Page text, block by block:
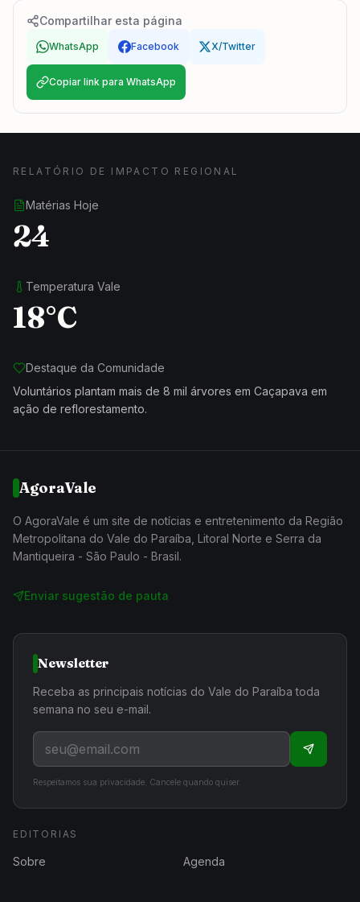
Compartilhar esta página
WhatsApp Facebook X/Twitter
Copiar link para WhatsApp
RELATÓRIO DE IMPACTO REGIONAL
Matérias Hoje
24
Temperatura Vale
18°C
Destaque da Comunidade
Voluntários plantam mais de 8 mil árvores em Caçapava em
ação de reflorestamento.
AgoraVale
O AgoraVale é um site de notícias e entretenimento da Região
Metropolitana do Vale do Paraíba, Litoral Norte e Serra da
Mantiqueira - São Paulo - Brasil.
Enviar sugestão de pauta
Newsletter
Receba as principais notícias do Vale do Paraíba toda
semana no seu e-mail.
Respeitamos sua privacidade. Cancele quando quiser.
EDITORIAS
Sobre Agenda